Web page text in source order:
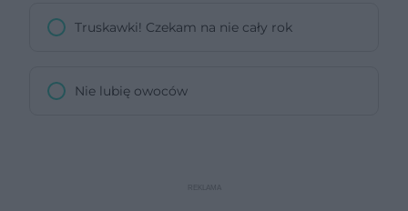
Truskawki! Czekam na nie cały rok
Nie lubię owoców